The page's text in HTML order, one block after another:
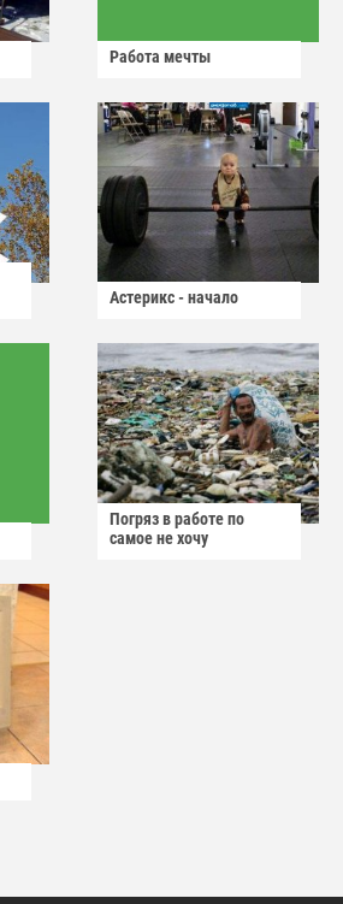
Работа мечты
Астерикс - начало
Погряз в работе по
самое не хочу